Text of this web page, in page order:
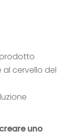
cervello del
creare uno